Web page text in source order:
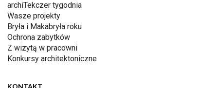
archiTekczer tygodnia
Wasze projekty
Bryła i Makabryła roku
Ochrona zabytków
Z wizytą w pracowni
Konkursy architektoniczne